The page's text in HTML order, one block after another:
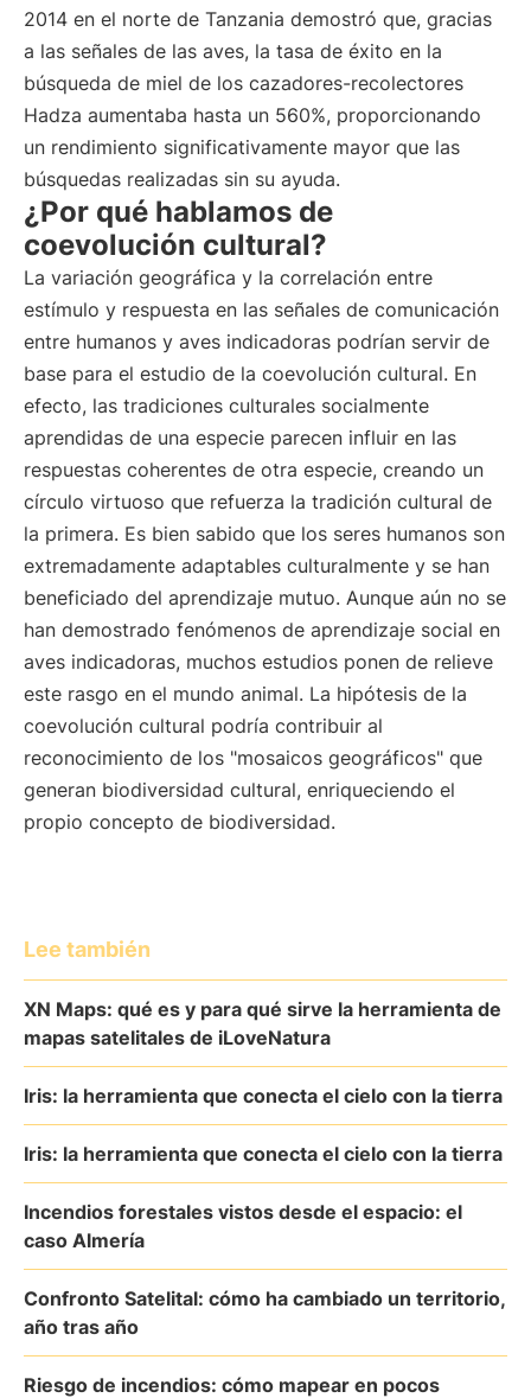
2014 en el norte de Tanzania demostró que, gracias
a las señales de las aves, la tasa de éxito en la
búsqueda de miel de los cazadores-recolectores
Hadza aumentaba hasta un 560%, proporcionando
un rendimiento significativamente mayor que las
búsquedas realizadas sin su ayuda.
¿Por qué hablamos de
coevolución cultural?
La variación geográfica y la correlación entre
estímulo y respuesta en las señales de comunicación
entre humanos y aves indicadoras podrían servir de
base para el estudio de la coevolución cultural. En
efecto, las tradiciones culturales socialmente
aprendidas de una especie parecen influir en las
respuestas coherentes de otra especie, creando un
círculo virtuoso que refuerza la tradición cultural de
la primera. Es bien sabido que los seres humanos son
extremadamente adaptables culturalmente y se han
beneficiado del aprendizaje mutuo. Aunque aún no se
han demostrado fenómenos de aprendizaje social en
aves indicadoras, muchos estudios ponen de relieve
este rasgo en el mundo animal. La hipótesis de la
coevolución cultural podría contribuir al
reconocimiento de los "mosaicos geográficos" que
generan biodiversidad cultural, enriqueciendo el
propio concepto de biodiversidad.
Lee también
XN Maps: qué es y para qué sirve la herramienta de
mapas satelitales de iLoveNatura
Iris: la herramienta que conecta el cielo con la tierra
Iris: la herramienta que conecta el cielo con la tierra
Incendios forestales vistos desde el espacio: el
caso Almería
Confronto Satelital: cómo ha cambiado un territorio,
año tras año
Riesgo de incendios: cómo mapear en pocos